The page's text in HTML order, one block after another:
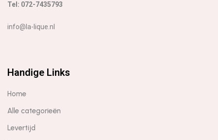
Tel: 072-7435793
info@la-lique.nl
Handige Links
Home
Alle categorieën
Levertijd